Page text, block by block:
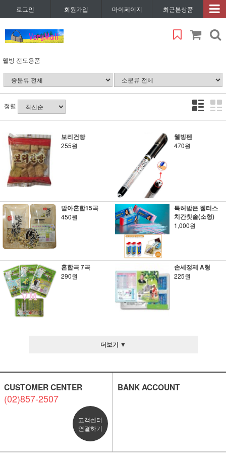
로그인 회원가입 마이페이지 최근본상품
웰빙 전도용품
정렬
보리건빵
255원
웰빙펜
470원
발아혼합15곡
450원
특허받은 웰터스
치간칫솔(소형)
1,000원
혼합곡 7곡
290원
손세정제 A형
225원
더보기 ▼
CUSTOMER CENTER
(02)857-2507
고객센터
연결하기
BANK ACCOUNT